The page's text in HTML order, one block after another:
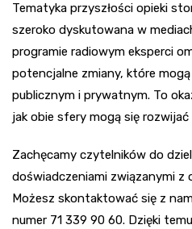
Tematyka przyszłości opieki
szeroko dyskutowana w
programie radiowym eksperci
potencjalne zmiany, które
publicznym i prywatnym. To
jak obie sfery mogą się
Zachęcamy czytelników do
doświadczeniami związanymi z
Możesz skontaktować się z
numer 71 339 90 60. Dzięki